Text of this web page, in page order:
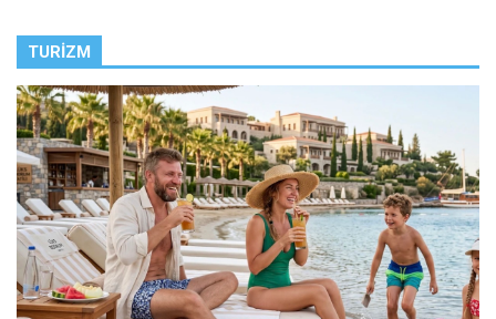
TURIZM